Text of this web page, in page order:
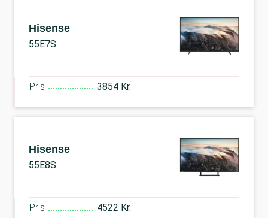
Hisense
55E7S
Pris 3854 Kr.
Hisense
55E8S
Pris 4522 Kr.